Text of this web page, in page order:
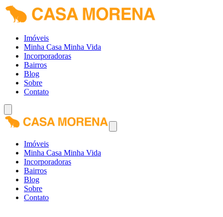
Imóveis
Minha Casa Minha Vida
Incorporadoras
Bairros
Blog
Sobre
Contato
Imóveis
Minha Casa Minha Vida
Incorporadoras
Bairros
Blog
Sobre
Contato